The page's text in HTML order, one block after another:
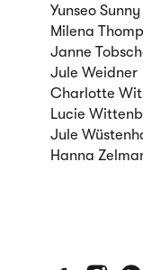
Yunseo
Milena
Janne
Jule Weidner
Charlotte
Lucie
Jule
Hanna